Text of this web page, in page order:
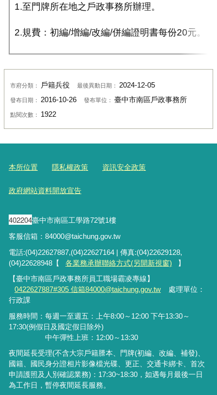
1.至門牌所在地之戶政事務所辦理。
2.規費：初編/增編/改編/併編證明書每份20元。
市府分類： 戶籍兵役 最後異動日期： 2024-12-05
發布日期： 2016-10-26 發布單位： 臺中市南區戶政事務所
點閱次數： 1922
本所位置 隱私權政策 資訊安全政策
政府網站資料開放宣告
402204臺中市南區工學路72號1樓
客服信箱：84000@taichung.gov.tw
電話:(04)22627887,(04)22627164 | 傳真:(04)22629128,
(04)22628948【
各業務承辦聯絡方式(另開新視窗)
】
【臺中市南區戶政事務所員工職場霸凌專線】
0422627887#305 信箱84000@taichung.gov.tw
處理單位：
行政課
服務時間：每週一至週五：上午8:00～12:00 下午13:30～
17:30(例假日及國定假日除外)
中午彈性上班：12:00～13:30
夜間延長受理(不含大宗戶籍謄本、門牌(初編、改編、補發)
國籍、國民身分證相片影像檔光碟、更正、交通卡綁卡、首次
申請護照及人別確認業務) ： 17:30~18:30，如遇每月最後一日
為工作日，暫停夜間延長服務。